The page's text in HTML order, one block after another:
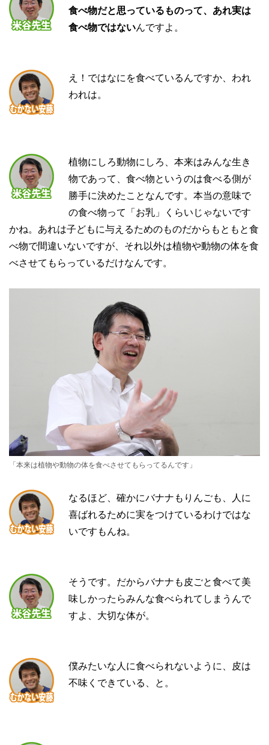
食べ物だと思っているものって、あれ実は
食べ物ではないんですよ。
え！ではなにを食べているんですか、われ
われは。
植物にしろ動物にしろ、本来はみんな生き
物であって、食べ物というのは食べる側が
勝手に決めたことなんです。本当の意味で
の食べ物って「お乳」くらいじゃないです
かね。あれは子どもに与えるためのものだからもともと食
べ物で間違いないですが、それ以外は植物や動物の体を食
べさせてもらっているだけなんです。
「本来は植物や動物の体を食べさせてもらってるんです」
なるほど、確かにバナナもりんごも、人に
喜ばれるために実をつけているわけではな
いですもんね。
そうです。だからバナナも皮ごと食べて美
味しかったらみんな食べられてしまうんで
すよ、大切な体が。
僕みたいな人に食べられないように、皮は
不味くできている、と。